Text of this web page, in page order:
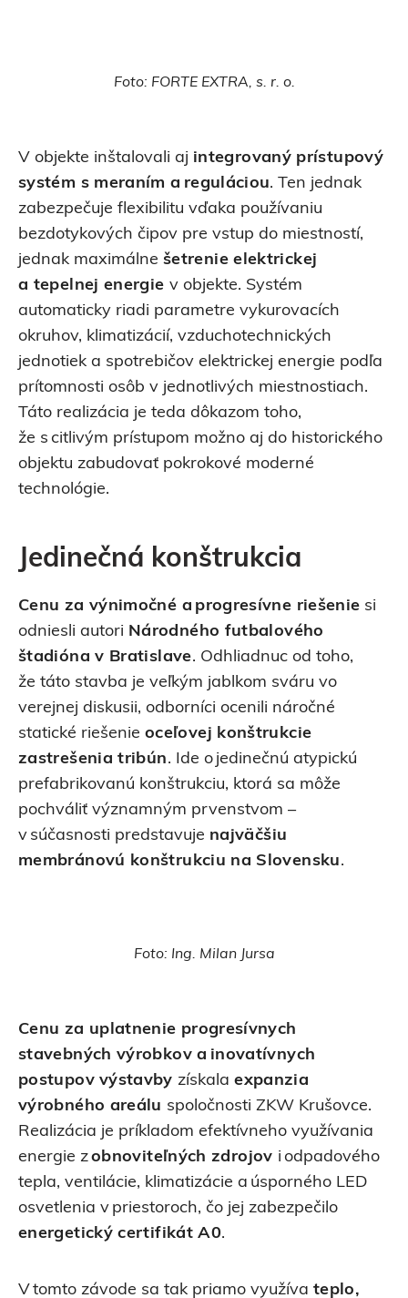
Foto: FORTE EXTRA, s. r. o.
V objekte inštalovali aj integrovaný prístupový
systém s meraním a reguláciou. Ten jednak
zabezpečuje flexibilitu vďaka používaniu
bezdotykových čipov pre vstup do miestností,
jednak maximálne šetrenie elektrickej
a tepelnej energie v objekte. Systém
automaticky riadi parametre vykurovacích
okruhov, klimatizácií, vzduchotechnických
jednotiek a spotrebičov elektrickej energie podľa
prítomnosti osôb v jednotlivých miestnostiach.
Táto realizácia je teda dôkazom toho,
že s citlivým prístupom možno aj do historického
objektu zabudovať pokrokové moderné
technológie.
Jedinečná konštrukcia
Cenu za výnimočné a progresívne riešenie si
odniesli autori Národného futbalového
štadióna v Bratislave. Odhliadnuc od toho,
že táto stavba je veľkým jablkom sváru vo
verejnej diskusii, odborníci ocenili náročné
statické riešenie oceľovej konštrukcie
zastrešenia tribún. Ide o jedinečnú atypickú
prefabrikovanú konštrukciu, ktorá sa môže
pochváliť významným prvenstvom –
v súčasnosti predstavuje najväčšiu
membránovú konštrukciu na Slovensku.
Foto: Ing. Milan Jursa
Cenu za uplatnenie progresívnych
stavebných výrobkov a inovatívnych
postupov výstavby získalaexpanzia
výrobného areálu spoločnosti ZKW Krušovce.
Realizácia je príkladom efektívneho využívania
energie zobnoviteľných zdrojov i odpadového
tepla, ventilácie, klimatizácie a úsporného LED
osvetlenia v priestoroch, čo jej zabezpečilo
energetický certifikát A0.
V tomto závode sa tak priamo využíva teplo,